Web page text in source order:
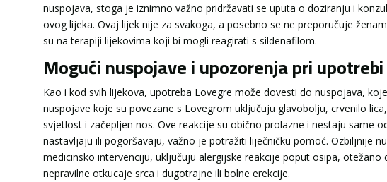
nuspojava, stoga je iznimno važno pridržavati se uputa o doziranju i
ovog lijeka. Ovaj lijek nije za svakoga, a posebno se ne preporučuje
su na terapiji lijekovima koji bi mogli reagirati s sildenafilom.
Mogući nuspojave i upozorenja pri
Kao i kod svih lijekova, upotreba Lovegre može dovesti do nuspojava,
nuspojave koje su povezane s Lovegrom uključuju glavobolju, crvenilo
svjetlost i začepljen nos. Ove reakcije su obično prolazne i nestaju same
nastavljaju ili pogoršavaju, važno je potražiti liječničku pomoć. Ozbiljnije
medicinsko intervenciju, uključuju alergijske reakcije poput osipa, otežano
nepravilne otkucaje srca i dugotrajne ili bolne erekcije.